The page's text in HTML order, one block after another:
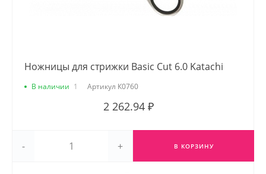
Ножницы для стрижки Basic Cut 6.0 Katachi
В наличии 1 Артикул К0760
2 262.94 ₽
- + В КОРЗИНУ